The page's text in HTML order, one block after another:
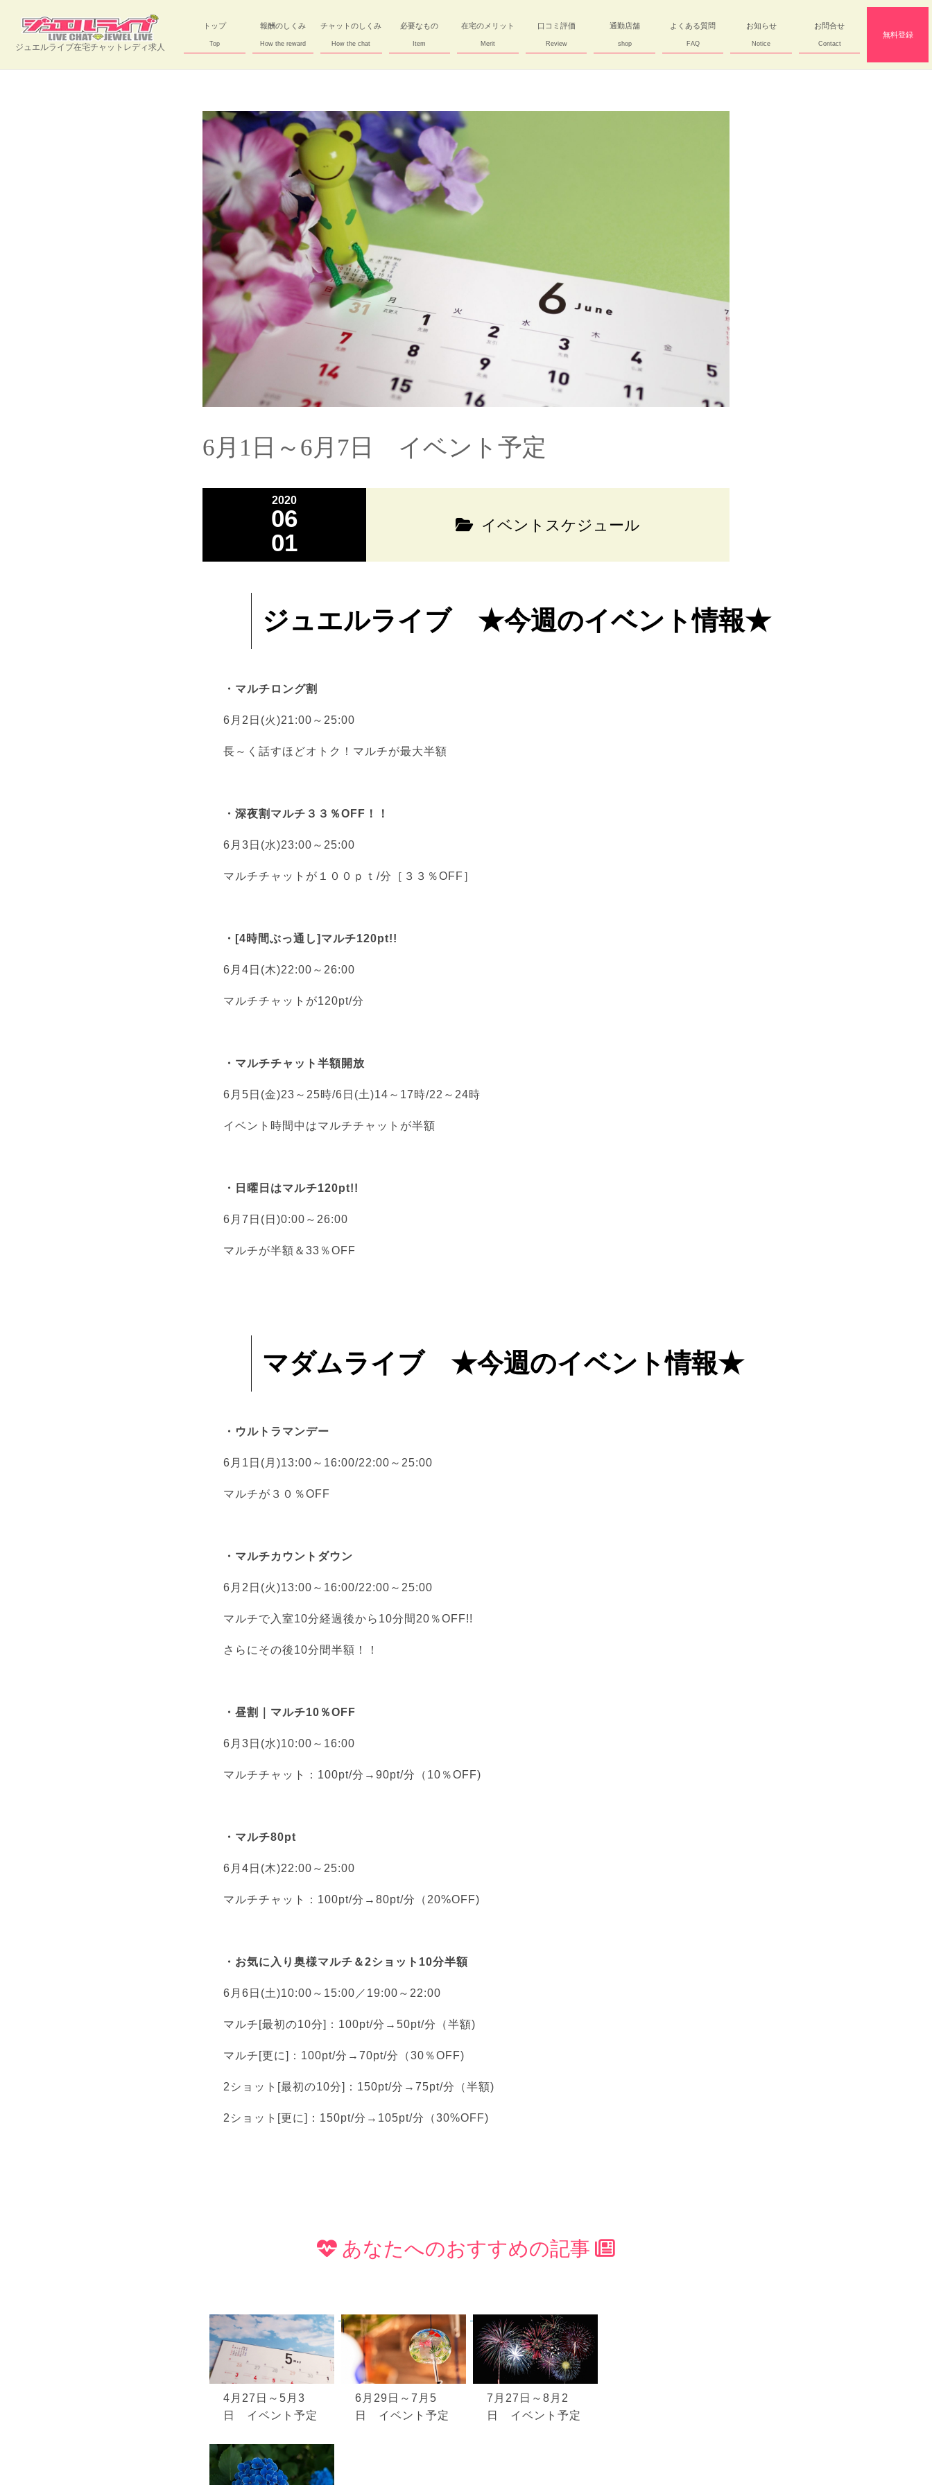
ジュエルライブ在宅チャットレディ求人
トップ
Top
報酬のしくみ
How the reward
チャットのしくみ
How the chat
必要なもの
Item
在宅のメリット
Merit
口コミ評価
Review
通勤店舗
shop
よくある質問
FAQ
お知らせ
Notice
お問合せ
Contact
無料登録
6月1日～6月7日 イベント予定
2020
06
01
イベントスケジュール
ジュエルライブ ★今週のイベント情報★
・マルチロング割
6月2日(火)21:00～25:00
長～く話すほどオトク！マルチが最大半額
・深夜割マルチ３３％OFF！！
6月3日(水)23:00～25:00
マルチチャットが１００ｐｔ/分［３３％OFF］
・[4時間ぶっ通し]マルチ120pt!!
6月4日(木)22:00～26:00
マルチチャットが120pt/分
・マルチチャット半額開放
6月5日(金)23～25時/6日(土)14～17時/22～24時
イベント時間中はマルチチャットが半額
・日曜日はマルチ120pt!!
6月7日(日)0:00～26:00
マルチが半額＆33％OFF
マダムライブ ★今週のイベント情報★
・ウルトラマンデー
6月1日(月)13:00～16:00/22:00～25:00
マルチが３０％OFF
・マルチカウントダウン
6月2日(火)13:00～16:00/22:00～25:00
マルチで入室10分経過後から10分間20％OFF!!
さらにその後10分間半額！！
・昼割｜マルチ10％OFF
6月3日(水)10:00～16:00
マルチチャット：100pt/分→90pt/分（10％OFF)
・マルチ80pt
6月4日(木)22:00～25:00
マルチチャット：100pt/分→80pt/分（20%OFF)
・お気に入り奥様マルチ＆2ショット10分半額
6月6日(土)10:00～15:00／19:00～22:00
マルチ[最初の10分]：100pt/分→50pt/分（半額)
マルチ[更に]：100pt/分→70pt/分（30％OFF)
2ショット[最初の10分]：150pt/分→75pt/分（半額)
2ショット[更に]：150pt/分→105pt/分（30%OFF)
あなたへのおすすめの記事
4月27日～5月3
日 イベント予定
6月29日～7月5
日 イベント予定
7月27日～8月2
日 イベント予定